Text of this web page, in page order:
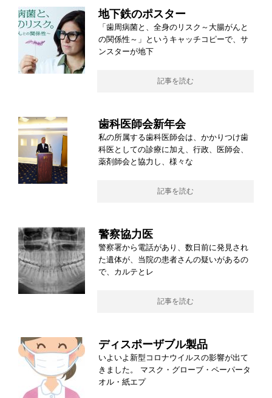
地下鉄のポスター
「歯周病菌と、全身のリスク～大腸がんと
の関係性～」というキャッチコピーで、サ
ンスターが地下
記事を読む
歯科医師会新年会
私の所属する歯科医師会は、かかりつけ歯
科医としての診療に加え、行政、医師会、
薬剤師会と協力し、様々な
記事を読む
警察協力医
警察署から電話があり、数日前に発見され
た遺体が、当院の患者さんの疑いがあるの
で、カルテとレ
記事を読む
ディスポーザブル製品
いよいよ新型コロナウイルスの影響が出て
きました。 マスク・グローブ・ペーパータ
オル・紙エプ